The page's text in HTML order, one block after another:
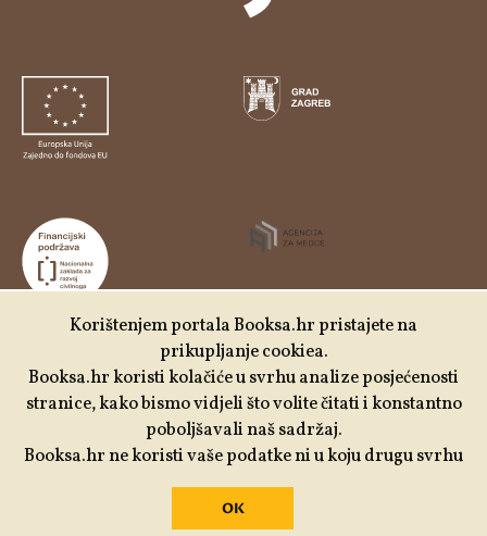
Udruga Kulturtreger je korisnik institucionalne podrške
Nacionalne zaklade za razvoj civilnoga društva za
stabilizaciju i/ili razvoj udruge u području demokratizacije i
društvenog razvoja.
Korištenjem portala Booksa.hr pristajete na
prikupljanje cookiea.
Booksa.hr koristi kolačiće u svrhu analize posjećenosti
stranice, kako bismo vidjeli što volite čitati i konstantno
poboljšavali naš sadržaj.
Booksa.hr ne koristi vaše podatke ni u koju drugu svrhu
OK